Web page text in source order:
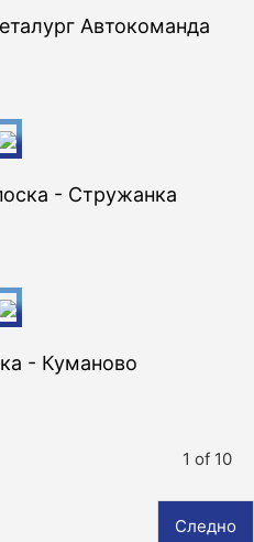
Автокоманда
- Стружанка
- Куманово
1 of 10
Следно